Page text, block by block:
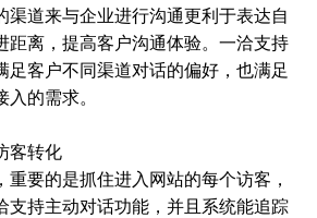
渠道来与企业进行沟通更利于表达自
距离，提高客户沟通体验。一洽支持
足客户不同渠道对话的偏好，也满足
的需求。
客转化
重要的是抓住进入网站的每个访客，
支持主动对话功能，并且系统能追踪